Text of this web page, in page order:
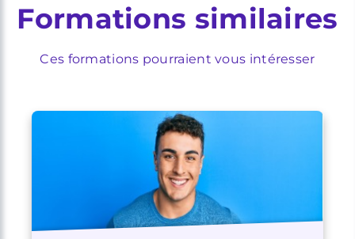
Formations similaires
Ces formations pourraient vous intéresser